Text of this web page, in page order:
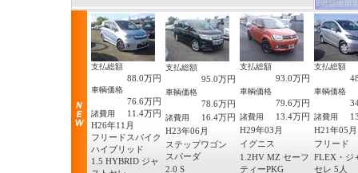
支払総額
88.0万円
車輌価格
76.6万円
諸費用
11.4万円
H26年11月
フリードスパイク
ハイブリッド
1.5 HYBRID ジャ
支払総額
95.0万円
車輌価格
78.6万円
諸費用
16.4万円
H23年06月
ステップワゴン
スパーダ
2.0 S
支払総額
93.0万円
車輌価格
79.6万円
諸費用
13.4万円
H29年03月
イグニス
1.2HV MZ セーフ
ティーPKG
支払総額
車輌価格
諸費用
H21年05月
フリード
FLEX・ジ
セレ 5人